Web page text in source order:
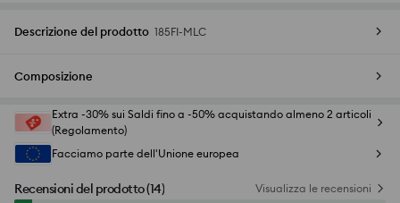
Descrizione del prodotto 185FI-MLC
Composizione
Extra -30% sui Saldi fino a -50% acquistando almeno 2 articoli
(Regolamento)
Facciamo parte dell'Unione europea
Recensioni del prodotto(14) Visualizza le recensioni